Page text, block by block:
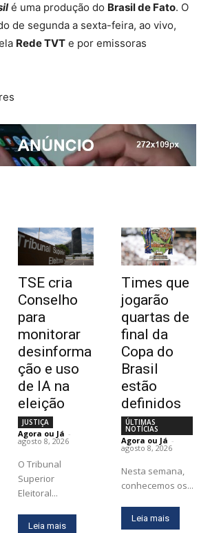
é uma produção do Brasil de Fato. O
de segunda a sexta-feira, ao vivo,
Rede TVT e por emissoras
TSE cria
Conselho
para
monitorar
desinforma
ção e uso
de IA na
eleição
JUSTIÇA
Agora ou Já -
agosto 8, 2026
O Tribunal
Superior
Eleitoral...
Leia mais
Times que
jogarão
quartas de
final da
Copa do
Brasil
estão
definidos
ÚLTIMAS
NOTÍCIAS
Agora ou Já -
agosto 8, 2026
Nesta semana,
conhecemos os...
Leia mais